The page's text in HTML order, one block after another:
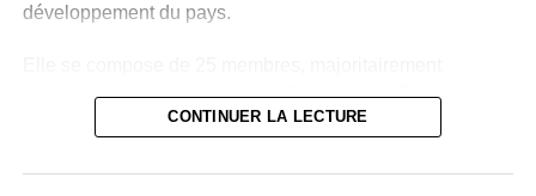
Le thème de l’immigration était également au centre de
parfois la mort. Et pendant ce temps, notre pays, notre
peuple, notre histoire et notre monde sont de plus en plus
difficiles, et de moins en moins sûres avec des inégalités
développement du pays.
désignés par le président de la République, Romuald
Wadagni, auxquels s’ajoutent des membres de droit.
Parmi ces membres de droit figurent plusieurs anciens
CONTINUER LA LECTURE